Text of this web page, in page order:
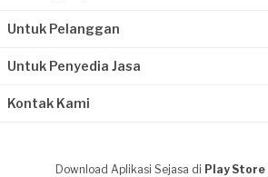
Untuk Pelanggan
Untuk Penyedia Jasa
Kontak Kami
Download Aplikasi Sejasa di Play Store